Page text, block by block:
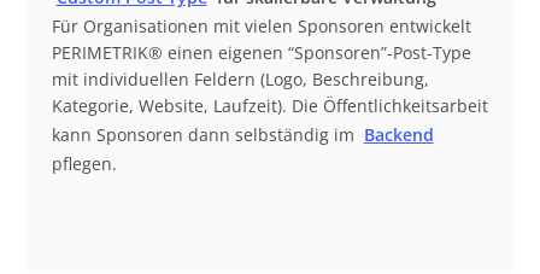
Für Organisationen mit vielen Sponsoren entwickelt
PERIMETRIK® einen eigenen “Sponsoren”-Post-Type
mit individuellen Feldern (Logo, Beschreibung,
Kategorie, Website, Laufzeit). Die Öffentlichkeitsarbeit
kann Sponsoren dann selbständig im Backend
pflegen.